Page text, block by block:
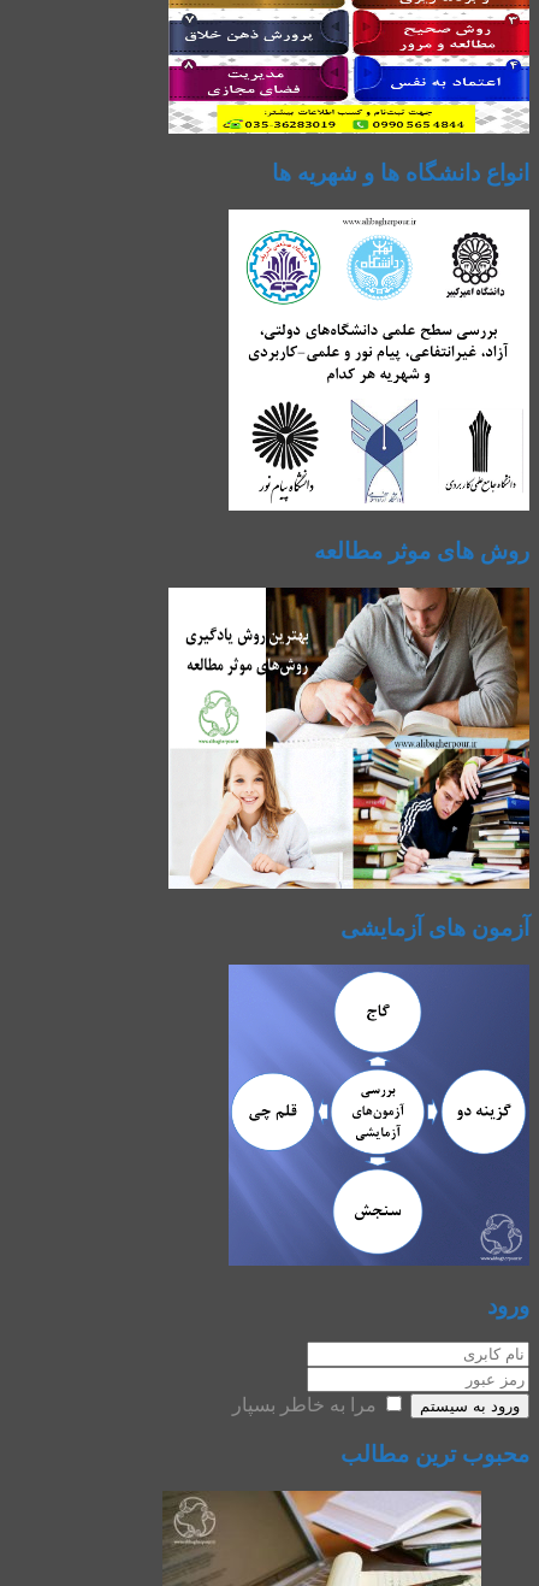
انواع دانشگاه ها و شهریه ها
روش های موثر مطالعه
آزمون های آزمایشی
ورود
ورود به سیستم مرا به خاطر بسپار
محبوب ترین مطالب